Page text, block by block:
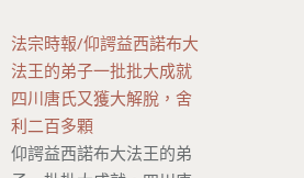
法宗時報/仰諤益西諾布大
法王的弟子一批批大成就
四川唐氏又獲大解脫，舍
利二百多顆
仰諤益西諾布大法王的弟